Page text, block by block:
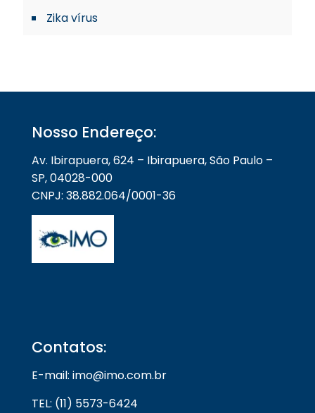
Zika vírus
Nosso Endereço:
Av. Ibirapuera, 624 – Ibirapuera, São Paulo –
SP, 04028-000
CNPJ: 38.882.064/0001-36
Contatos:
E-mail: imo@imo.com.br
TEL: (11) 5573-6424